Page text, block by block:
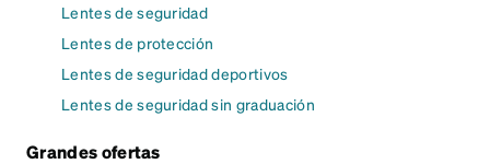
Lentes de seguridad
Lentes de protección
Lentes de seguridad deportivos
Lentes de seguridad sin graduación
Grandes ofertas